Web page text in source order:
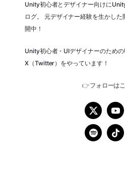
Unity初心者とデザイナー向けに
ログ。 元デザイナー経験を生かし
開中！
Unity初心者・UIデザイナーのため
X（Twitter）をやっています！
👉フォローは